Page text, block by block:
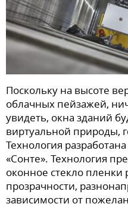
Поскольку на высоте
облачных пейзажей,
увидеть, окна зданий
виртуальной природы,
Технология
«Сонте». Технология
оконное стекло пленки
прозрачности,
зависимости от